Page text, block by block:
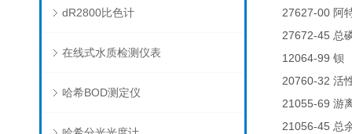
dR2800比色计
在线式水质检测仪表
哈希BOD测定仪
27627-00 阿
27672-45 总
12064-99 钡
20760-32 活
21055-69 游
21056-45 总